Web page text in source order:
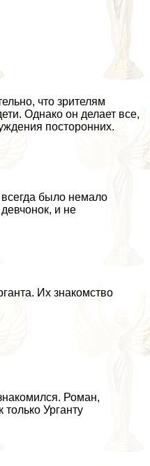
что зрителям
Однако он делает все,
посторонних.
было немало
и не
Их знакомство
Роман,
Урганту